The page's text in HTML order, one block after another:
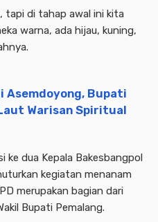
tapi di tahap awal ini kita
warna, ada hijau, kuning,
Asemdoyong, Bupati
Warisan Spiritual
ke dua Kepala Bakesbangpol
kegiatan menanam
merupakan bagian dari
Bupati Pemalang.